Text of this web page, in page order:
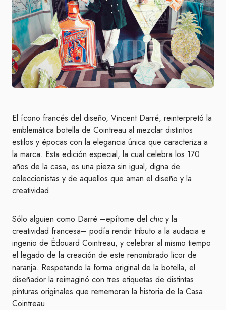
El ícono francés del diseño, Vincent Darré, reinterpretó la
emblemática botella de Cointreau al mezclar distintos
estilos y épocas con la elegancia única que caracteriza a
la marca. Esta edición especial, la cual celebra los 170
años de la casa, es una pieza sin igual, digna de
coleccionistas y de aquellos que aman el diseño y la
creatividad.
Sólo alguien como Darré –epítome del chicy la
creatividad francesa– podía rendir tributo a la audacia e
ingenio de Édouard Cointreau, y celebrar al mismo tiempo
el legado de la creación de este renombrado licor de
naranja. Respetando la forma original de la botella, el
diseñador la reimaginó con tres etiquetas de distintas
pinturas originales que rememoran la historia de la Casa
Cointreau.